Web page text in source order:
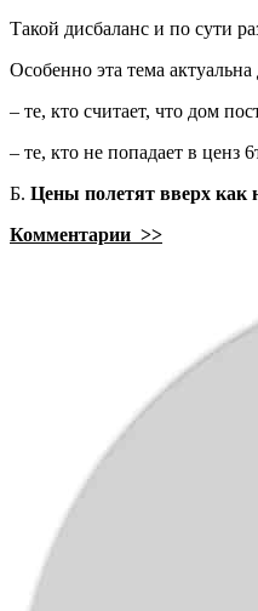
Такой дисбаланс и по сути
Особенно эта тема
– те, кто считает, что дом
– те, кто не попадает в ценз
Б. Цены полетят вверх как
Комментарии >>